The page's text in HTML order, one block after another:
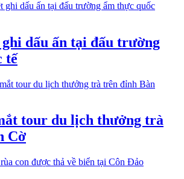
dấu ấn tại đấu trường
tế
tour du lịch thưởng trà
Cờ